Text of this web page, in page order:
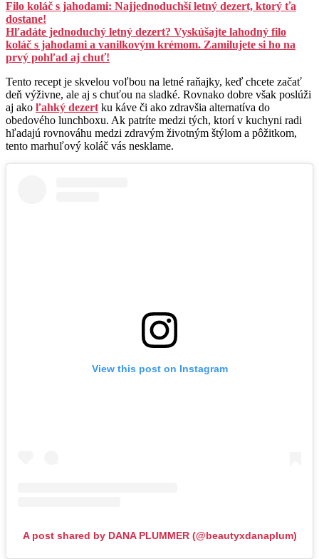
Filo koláč s jahodami: Najjednoduchší letný dezert, ktorý ťa
dostane!
Hľadáte jednoduchý letný dezert? Vyskúšajte lahodný filo
koláč s jahodami a vanilkovým krémom. Zamilujete si ho na
prvý pohľad aj chuť!
Tento recept je skvelou voľbou na letné raňajky, keď chcete začať
deň výživne, ale aj s chuťou na sladké. Rovnako dobre však poslúži
aj ako ľahký dezertku káve či ako zdravšia alternatíva do
obedového lunchboxu. Ak patríte medzi tých, ktorí v kuchyni radi
hľadajú rovnováhu medzi zdravým životným štýlom a pôžitkom,
tento marhuľový koláč vás nesklame.
View this post on Instagram
A post shared by DANA PLUMMER (@beautyxdanaplum)